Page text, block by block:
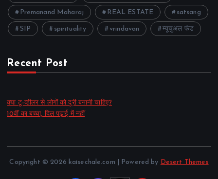
Premanand Maharaj REAL ESTATE satsang
SIP spirituality vrindavan म्यूचुअल फंड
Recent Post
क्या टू-व्हीलर से लोगों को दूरी बनानी चाहिए?
10वीं का बच्चा, दिल पढ़ाई में नहीं
Copyright © 2026 kaisechale.com | Powered by Desert Themes